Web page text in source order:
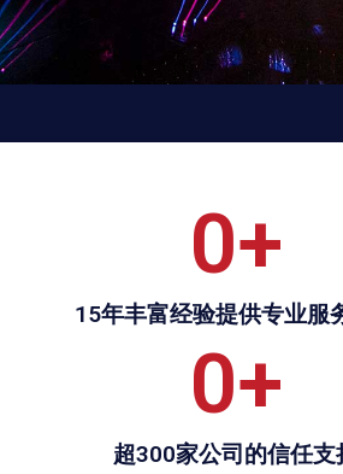
0+
15年丰富经验提供专业服
0+
超300家公司的信任支